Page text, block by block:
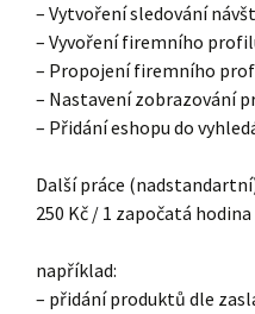
– Vytvoření sledování
– Vyvoření firemního
– Propojení firemního
– Nastavení zobrazování
– Přidání eshopu do
Další práce
250 Kč / 1 započatá hodina
například:
– přidání produktů dle